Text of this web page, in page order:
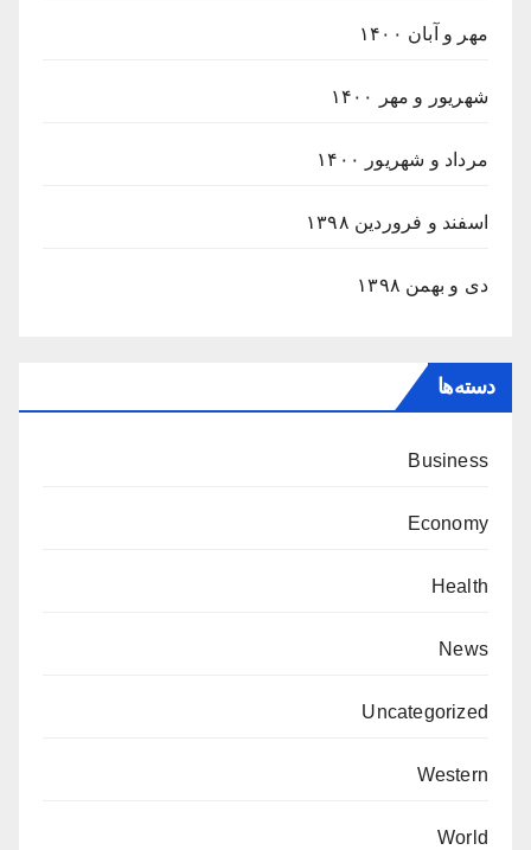
مهر و آبان ۱۴۰۰
شهریور و مهر ۱۴۰۰
مرداد و شهریور ۱۴۰۰
اسفند و فروردین ۱۳۹۸
دی و بهمن ۱۳۹۸
دسته‌ها
Business
Economy
Health
News
Uncategorized
Western
World